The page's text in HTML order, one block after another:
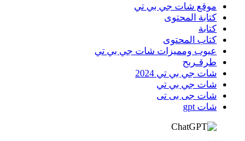
موقع شات جي بي تي
كتابة المحتوى
كتابة
كتاب المحتوى
عيوب ومميزات شات جي بي تي
طرقـربح
شات جي بي تي 2024
شات جي بي تي
شات جى بى تى
شات gpt